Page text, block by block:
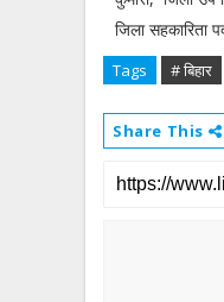
जिला सहकारिता
Tags # बिहार
Share This